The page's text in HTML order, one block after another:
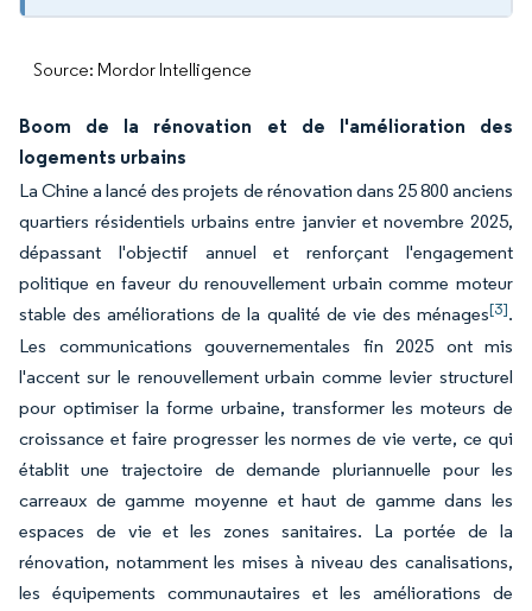
Source: Mordor Intelligence
Boom de la rénovation et de l'amélioration des
logements urbains
La Chine a lancé des projets de rénovation dans 25 800 anciens
quartiers résidentiels urbains entre janvier et novembre 2025,
dépassant l'objectif annuel et renforçant l'engagement
politique en faveur du renouvellement urbain comme moteur
stable des améliorations de la qualité de vie des ménages[3].
Les communications gouvernementales fin 2025 ont mis
l'accent sur le renouvellement urbain comme levier structurel
pour optimiser la forme urbaine, transformer les moteurs de
croissance et faire progresser les normes de vie verte, ce qui
établit une trajectoire de demande pluriannuelle pour les
carreaux de gamme moyenne et haut de gamme dans les
espaces de vie et les zones sanitaires. La portée de la
rénovation, notamment les mises à niveau des canalisations,
les équipements communautaires et les améliorations de